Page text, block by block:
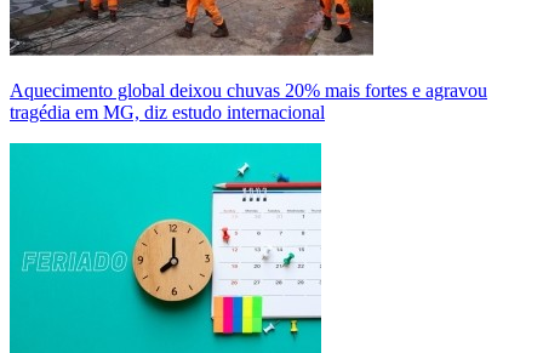
Aquecimento global deixou chuvas 20% mais fortes e agravou
tragédia em MG, diz estudo internacional